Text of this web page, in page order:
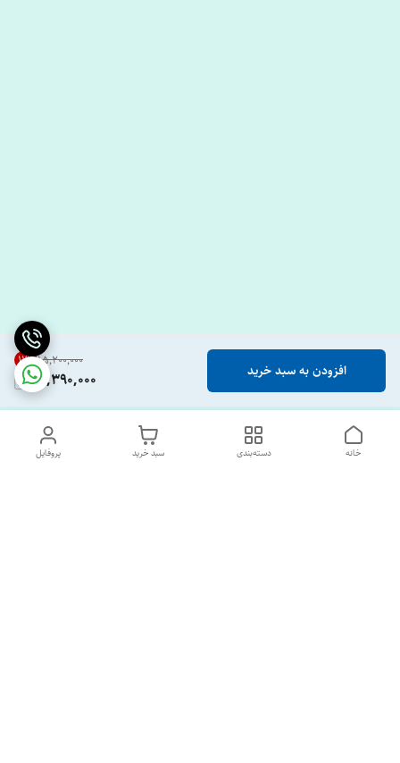
۱۵٬۲۰۰٬۰۰۰ 11%
13,390,000 افزودن به سبد خرید
پروفایل سبد خرید دسته‌بندی خانه